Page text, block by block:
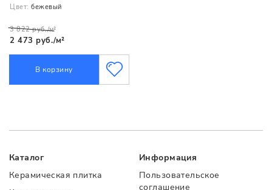
Цвет: бежевый
3 822 руб./м²
2 473 руб./м²
В корзину
Каталог
Керамическая плитка
Информация
Пользовательское
соглашение